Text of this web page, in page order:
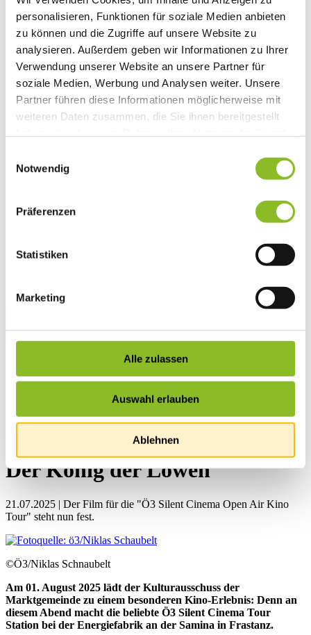
personalisieren, Funktionen für soziale Medien anbieten
zu können und die Zugriffe auf unsere Website zu
analysieren. Außerdem geben wir Informationen zu Ihrer
Verwendung unserer Website an unsere Partner für
soziale Medien, Werbung und Analysen weiter. Unsere
Partner führen diese Informationen möglicherweise mit
weiteren Daten zusammen, die Sie ihnen bereitgestellt
Notwendig
Präferenzen
Statistiken
Marketing
Alle zulassen
Auswahl erlauben
Ablehnen
Vereinsleben
Vereinsservice
Liste der Frastanzer Vereine
Veranstaltungen
Veranstaltungskalender
Wirtschaft
Unternehmen & Standort
Nahversorgerliste
Wirtschaftsstandort Frastanz
Gemeindeentwicklung
Übersicht
Kino unter Sternen: Mufasa –
Der König der Löwen
21.07.2025 | Der Film für die "Ö3 Silent Cinema Open Air Kino
Tour" steht nun fest.
©Ö3/Niklas Schnaubelt
Am 01. August 2025 lädt der Kulturausschuss der
Marktgemeinde zu einem besonderen Kino-Erlebnis: Denn an
diesem Abend macht die beliebte Ö3 Silent Cinema Tour
Station bei der Energiefabrik an der Samina in Frastanz.